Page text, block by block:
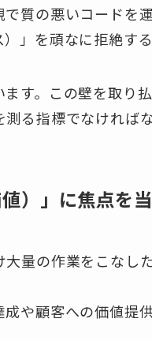
質の悪いコードを
」を頑なに拒絶する
ます。この壁を取り
る指標でなければな
）」に焦点を
大量の作業をこな
や顧客への価値提